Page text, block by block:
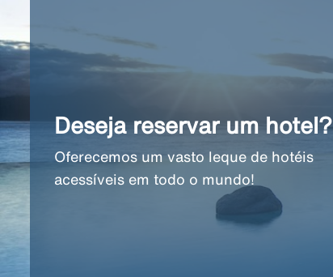
Deseja reservar um hotel?
Oferecemos um vasto leque de hotéis
acessíveis em todo o mundo!